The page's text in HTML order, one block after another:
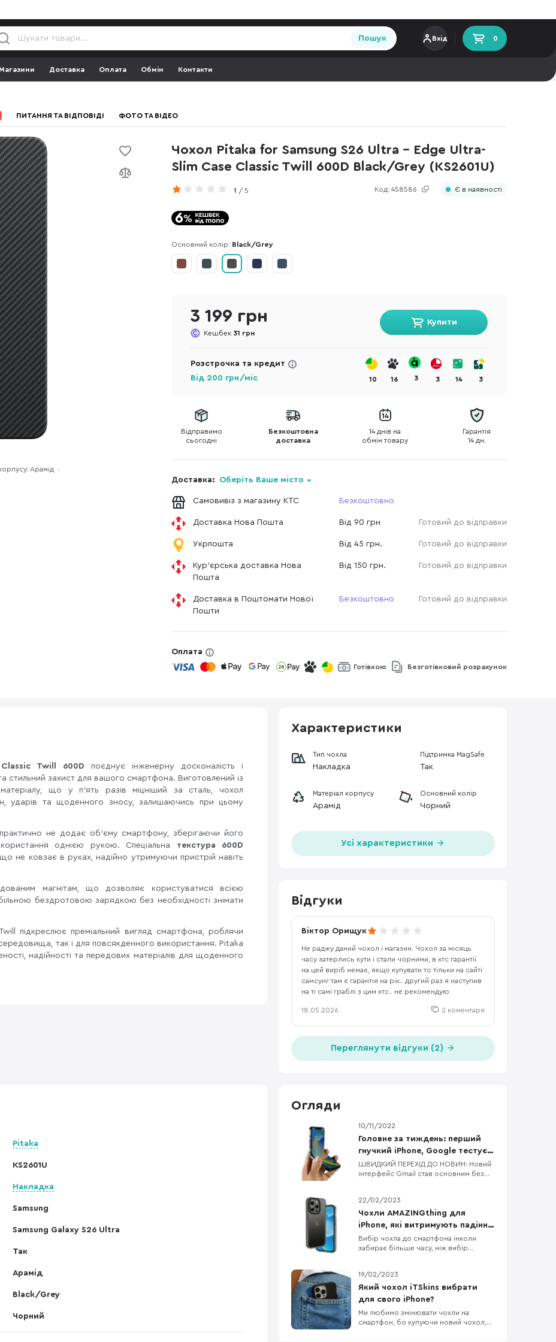
Пошук Вхід 0
Магазини Доставка Оплата Обмін Контакти
ПИТАННЯ ТА ВІДПОВІДІ ФОТО ТА ВІДЕО
Чохол Pitaka for Samsung S26 Ultra - Edge Ultra-
Slim Case Classic Twill 600D Black/Grey (KS2601U)
Код: 458586
1 / 5 Є в наявності
Арамід
Основний колір: Black/Grey
3 199 грн
Кешбек 31 грн
Купити
Розстрочка та кредит
Від 200 грн/міс 10 16 3 3 14 3
Відправимо
сьогодні
Безкоштовна
доставка
14 днів на
обмін товару
Гарантія
14 дн.
Доставка: Оберіть Ваше місто
Самовивіз з магазину КТС Безкоштовно
Доставка Нова Пошта Від 90 грн Готовий до відправки
Укрпошта Від 45 грн. Готовий до відправки
Кур'єрська доставка Нова
Пошта
Від 150 грн. Готовий до відправки
Доставка в Поштомати Нової
Пошти
Безкоштовно Готовий до відправки
Оплата
Готівкою Безготівковий розрахунок
Twill 600D поєднує інженерну досконалість і
стильний захист для вашого смартфона. Виготовлений із
що у п’ять разів міцніший за сталь, чохол
ударів та щоденного зносу, залишаючись при цьому
не додає об’єму смартфону, зберігаючи його
однією рукою. Спеціальна
текстура 600D
не ковзає в руках, надійно утримуючи пристрій навіть
магнітам, що дозволяє користуватися всією
бездротовою зарядкою без необхідності знімати
підкреслює преміальний вигляд смартфона, роблячи
так і для повсякденного використання. Pitaka
надійності та передових матеріалів для щоденного
Характеристики
Тип чохла
Накладка
Підтримка MagSafe
Так
Матеріал корпусу
Арамід
Основний колір
Чорний
Усі характеристики
Відгуки
Віктор Орищук
Не раджу даний чохол і магазин. Чохол за місяць
часу затерлись кути і стали чорними, в ктс гарантії
на цей виріб немає, якщо купувати то тільки на сайті
самсунг там є гарантія на рік.. другий раз я наступив
на ті самі граблі з цим ктс.. не рекомендую
18.05.2026 2 коментаря
Переглянути відгуки (2)
Pitaka
KS2601U
Накладка
Samsung
Samsung Galaxy S26 Ultra
Так
Арамід
Black/Grey
Чорний
Огляди
10/11/2022
Головне за тиждень: перший
гнучкий iPhone, Google тестує
процесори для Pixel 8/8 Pro,
флагманський процесор від
ШВИДКИЙ ПЕРЕХІД ДО НОВИН: Новий
інтерфейс Gmail став основним без
MediaTek Google тестує процесори
для Pixel 8 та Pixel 8 Pro Офіційні
верифіковані акаунти в Twitter
отримають відмітку Official Apple
планує скоротити фразу «Hi
22/02/2023
Чохли AMAZINGthing для
iPhone, які витримують падіння
з висоти до 3 метрів
Вибір чохла до смартфона інколи
забирає більше часу, ніж вибір
говорити про чохли до iPhone. Одна з
компаній, яка давно себе
зарекомендувала як виробник якісних,
довговічних та красивих аксесуарів до
iPhone — це AMAZINGthing. В них
19/02/2023
Який чохол iTSkins вибрати
для свого iPhone?
Ми любимо змінювати чохли на
смартфон, бо купуючи новий чохол,